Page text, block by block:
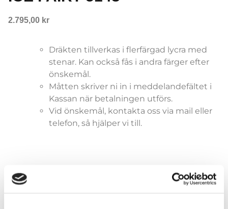
2.795,00 kr
Dräkten tillverkas i flerfärgad lycra med
stenar. Kan också fås i andra färger efter
önskemål.
Måtten skriver ni in i meddelandefältet i
Kassan när betalningen utförs.
Vid önskemål, kontakta oss via mail eller
telefon, så hjälper vi till.